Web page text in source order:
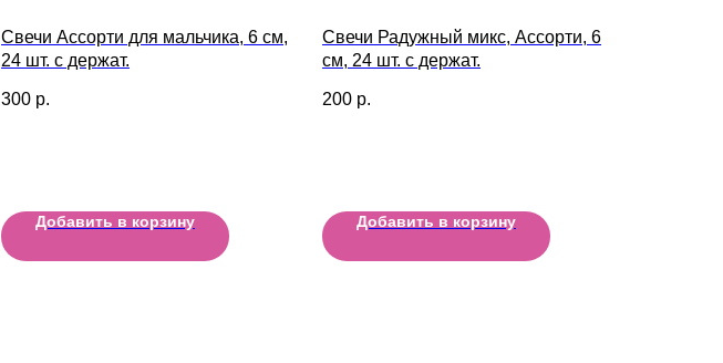
Свечи Ассорти для мальчика, 6 см,
24 шт. с держат.
300 р.
Добавить в корзину
Свечи Радужный микс, Ассорти, 6
см, 24 шт. с держат.
200 р.
Добавить в корзину